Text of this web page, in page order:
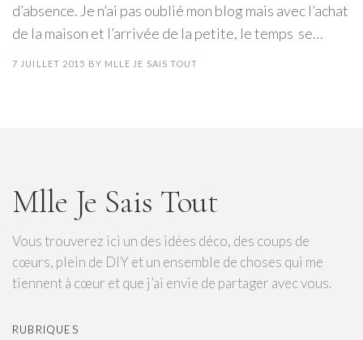
d’absence. Je n’ai pas oublié mon blog mais avec l’achat
de la maison et l’arrivée de la petite, le temps se…
7 JUILLET 2015 BY MLLE JE SAIS TOUT
Mlle Je Sais Tout
Vous trouverez ici un des idées déco, des coups de
cœurs, plein de DIY et un ensemble de choses qui me
tiennent à cœur et que j’ai envie de partager avec vous.
RUBRIQUES